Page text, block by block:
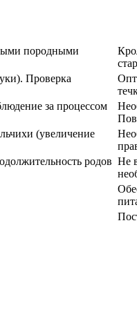
породными
Проверка
за процессом
(увеличение
родов Не